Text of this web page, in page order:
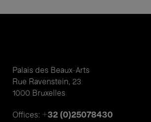
Palais des Beaux-Arts
Rue Ravenstein, 23
1000 Bruxelles
Offices: +32 (0)25078430